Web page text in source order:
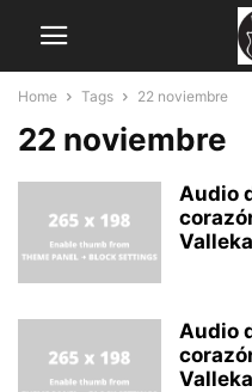
Home Tags 22 noviembre
22 noviembre
Audio
Audio